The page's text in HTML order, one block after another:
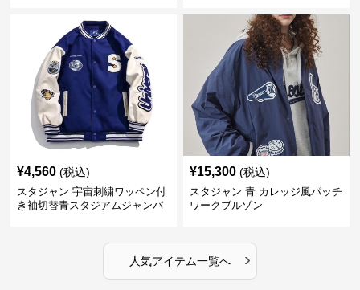
¥4,560 (税込)
スタジャン 宇宙刺繍ワッペン付
き袖切替青スタジアムジャンパ
¥15,300 (税込)
スタジャン 青 カレッジ風パッチ
ワークブルゾン
人気アイテム一覧へ ›